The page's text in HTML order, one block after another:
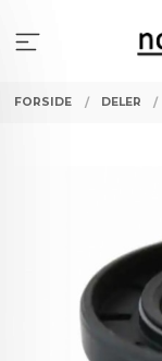
innholdet
FORSIDE DELER